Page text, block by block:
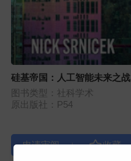
硅基帝国：人工智能未来之战
图书类型：社科学术
原出版社：P54
|